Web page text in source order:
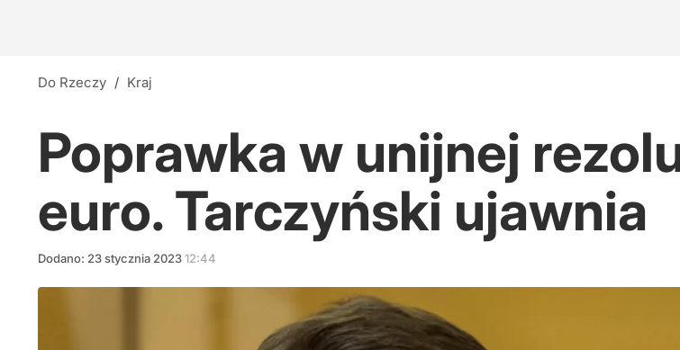
Do Rzeczy / Kraj
Poprawka w unijnej
euro. Tarczyński ujawnia
Dodano: 23stycznia 202312:44